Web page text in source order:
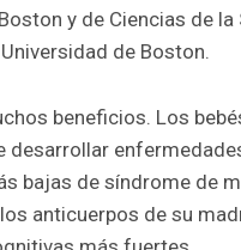
y de Ciencias de
de Boston.
beneficios. Los
desarrollar
bajas de síndrome de
anticuerpos de su